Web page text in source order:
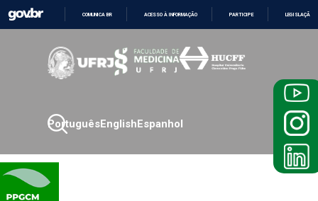
O
CONTEÚDO
COMUNICA BR ACESSO À INFORMAÇÃO PARTICIPE LEGISLAÇÃO
PortuguêsEnglishEspanhol